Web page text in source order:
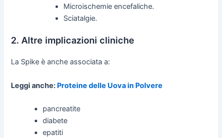
Microischemie encefaliche.
Sciatalgie.
2. Altre implicazioni cliniche
La Spike è anche associata a:
Leggi anche: Proteine delle Uova in Polvere
pancreatite
diabete
epatiti